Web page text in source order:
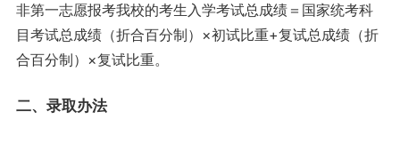
非第一志愿报考我校的考生入学考试总成绩＝国家统考科
目考试总成绩（折合百分制）×初试比重+复试总成绩（折
合百分制）×复试比重。
二、录取办法